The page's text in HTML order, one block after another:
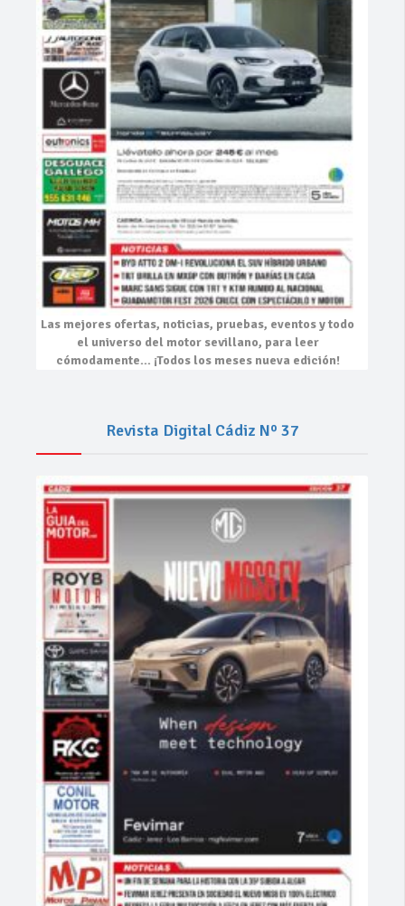
Las mejores ofertas, noticias, pruebas, eventosy todo
el universo del motor sevillano, para leer
cómodamente… ¡Todos los meses nueva edición!
Revista Digital Cádiz Nº 37